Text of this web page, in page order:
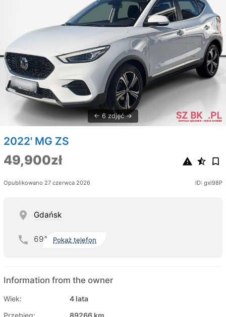
6 zdjęć
2022' MG ZS
49,900zł
Opublikowano 27 czerwca 2026 ID: gxl98P
Gdańsk
691 Pokaż telefon
Information from the owner
Wiek:
4 lata
Przebieg:
89266 km